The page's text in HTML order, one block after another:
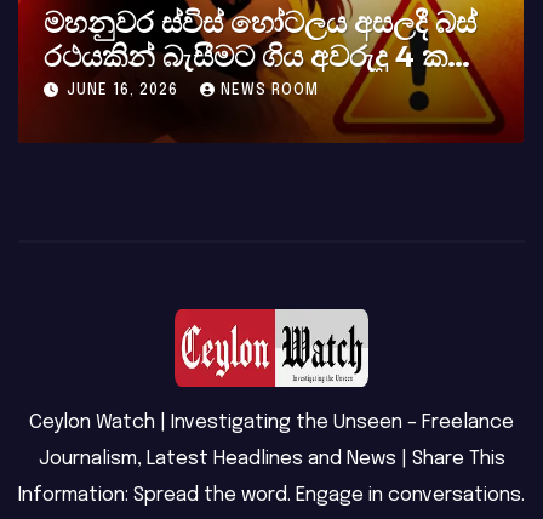
මහනුවර ස්විස් හෝටලය අසලදී බස්
රථයකින් බැසීමට ගිය අවරුදු 4 ක
මවක් සහ දියණියක් වැටේ
JUNE 16, 2026 NEWS ROOM
Ceylon Watch | Investigating the Unseen – Freelance
Journalism, Latest Headlines and News | Share This
Information: Spread the word. Engage in conversations.